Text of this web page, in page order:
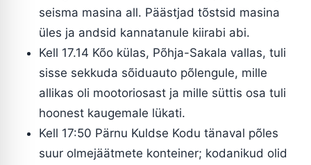
seisma masina all. Päästjad tõstsid masina
üles ja andsid kannatanule kiirabi abi.
Kell 17.14 Kõo külas, Põhja-Sakala vallas, tuli
sisse sekkuda sõiduauto põlengule, mille
allikas oli mootoriosast ja mille süttis osa tuli
hoonest kaugemale lükati.
Kell 17:50 Pärnu Kuldse Kodu tänaval põles
suur olmejäätmete konteiner; kodanikud olid